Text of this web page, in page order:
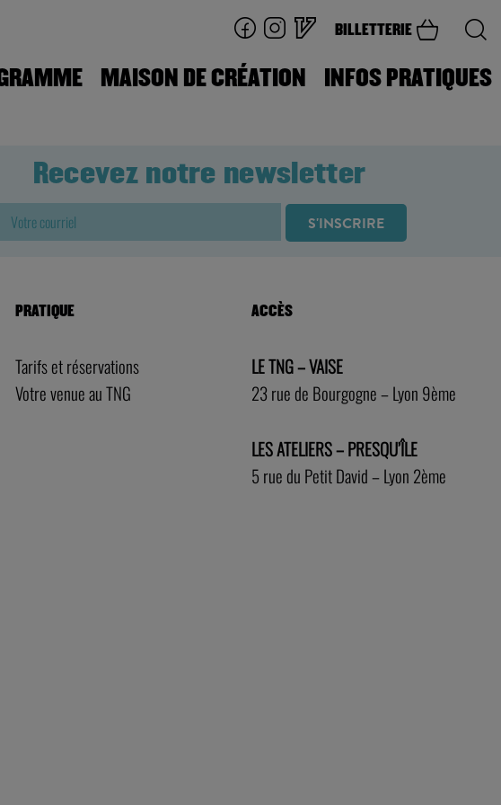
BILLETTERIE
MAISON DE CRÉATION INFOS PRATIQUES
Recevez notre newsletter
PRATIQUE
Tarifs et réservations
Votre venue au TNG
ACCÈS
LE TNG – VAISE
23 rue de Bourgogne – Lyon 9ème
LES ATELIERS – PRESQU’ÎLE
5 rue du Petit David – Lyon 2ème